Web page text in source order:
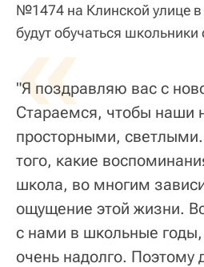
№1474 на Клинской улице
будут обучаться
«
"Я поздравляю вас с
Стараемся, чтобы наши
просторными,
того, какие
школа, во многим
ощущение этой жизни.
с нами в школьные
очень надолго. Поэтому